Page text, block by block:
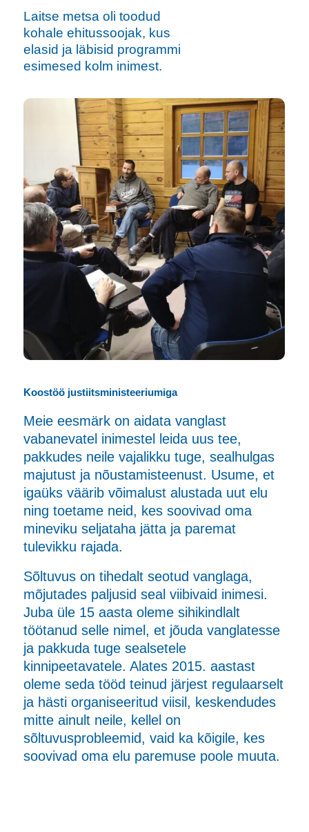
Laitse metsa oli toodud
kohale ehitussoojak, kus
elasid ja läbisid programmi
esimesed kolm inimest.
Koostöö justiitsministeeriumiga
Meie eesmärk on aidata vanglast
vabanevatel inimestel leida uus tee,
pakkudes neile vajalikku tuge, sealhulgas
majutust ja nõustamisteenust. Usume, et
igaüks väärib võimalust alustada uut elu
ning toetame neid, kes soovivad oma
mineviku seljataha jätta ja paremat
tulevikku rajada.
Sõltuvus on tihedalt seotud vanglaga,
mõjutades paljusid seal viibivaid inimesi.
Juba üle 15 aasta oleme sihikindlalt
töötanud selle nimel, et jõuda vanglatesse
ja pakkuda tuge sealsetele
kinnipeetavatele. Alates 2015. aastast
oleme seda tööd teinud järjest regulaarselt
ja hästi organiseeritud viisil, keskendudes
mitte ainult neile, kellel on
sõltuvusprobleemid, vaid ka kõigile, kes
soovivad oma elu paremuse poole muuta.